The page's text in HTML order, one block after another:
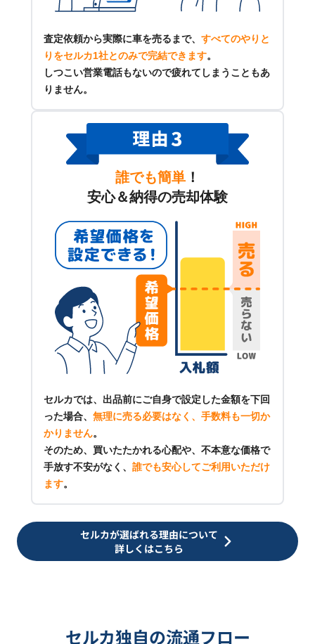
査定依頼から実際に車を売るまで、 すべてのやりと
りをセルカ1社とのみで完結できます。
しつこい営業電話もないので疲れてしまうこともあ
りません。
誰でも簡単 ！
安心＆納得の売却体験
セルカでは、出品前にご自身で設定した金額を下回
った場合、 無理に売る必要はなく、手数料も一切か
かりません。
そのため、買いたたかれる心配や、不本意な価格で
手放す不安がなく、 誰でも安心してご利用いただけ
ます。
セルカが選ばれる理由について
詳しくはこちら
セルカ独自の流通フロー